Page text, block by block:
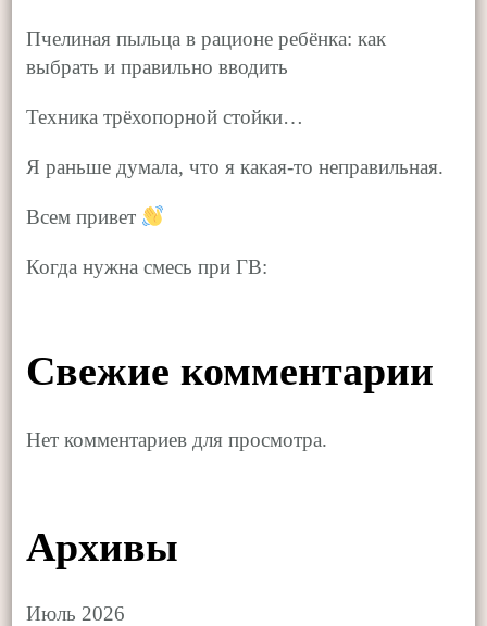
Пчелиная пыльца в рационе ребёнка: как
выбрать и правильно вводить
Техника трёхопорной стойки…
Я раньше думала, что я какая-то неправильная.
Всем привет
Когда нужна смесь при ГВ:
Свежие комментарии
Нет комментариев для просмотра.
Архивы
Июль 2026